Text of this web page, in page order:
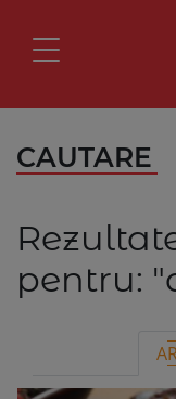
CAUTARE
pentru: